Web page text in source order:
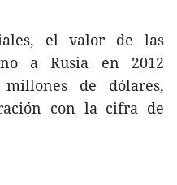
el valor de las
a Rusia en 2012
de dólares,
con la cifra de